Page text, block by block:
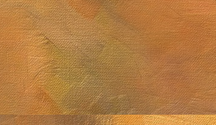
Sol. 7 de junio de 2026